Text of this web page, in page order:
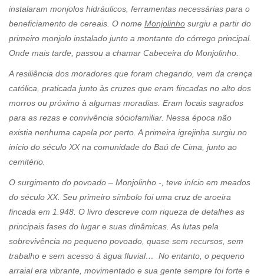
instalaram monjolos hidráulicos, ferramentas necessárias para o
beneficiamento de cereais. O nome Monjolinho surgiu a partir do
primeiro monjolo instalado junto a montante do córrego principal.
Onde mais tarde, passou a chamar Cabeceira do Monjolinho.
A resiliência dos moradores que foram chegando, vem da crença
católica, praticada junto às cruzes que eram fincadas no alto dos
morros ou próximo à algumas moradias. Eram locais sagrados
para as rezas e convivência sóciofamiliar. Nessa época não
existia nenhuma capela por perto. A primeira igrejinha surgiu no
início do século XX na comunidade do Baú de Cima, junto ao
cemitério.
O surgimento do povoado – Monjolinho -, teve início em meados
do século XX. Seu primeiro símbolo foi uma cruz de aroeira
fincada em 1.948. O livro descreve com riqueza de detalhes as
principais fases do lugar e suas dinâmicas. As lutas pela
sobrevivência no pequeno povoado, quase sem recursos, sem
trabalho e sem acesso à água fluvial… No entanto, o pequeno
arraial era vibrante, movimentado e sua gente sempre foi forte e